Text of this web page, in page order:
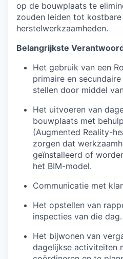
op de bouwplaats te
zouden leiden tot
herstelwerkzaamheden.
Belangrijkste
Het gebruik van een
primaire en
stellen door middel
Het uitvoeren van
bouwplaats met
(Augmented Reality-
zorgen dat
geïnstalleerd of
het BIM-model.
Communicatie met
Het opstellen van
inspecties van die dag.
Het bijwonen van
dagelijkse activiteiten